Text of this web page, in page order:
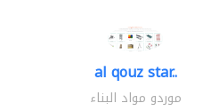
al qouz star..
موردو مواد البناء